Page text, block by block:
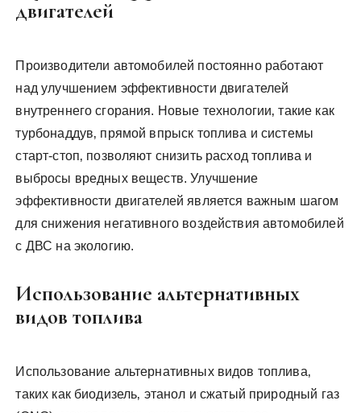
двигателей
Производители автомобилей постоянно работают
над улучшением эффективности двигателей
внутреннего сгорания. Новые технологии‚ такие как
турбонаддув‚ прямой впрыск топлива и системы
старт-стоп‚ позволяют снизить расход топлива и
выбросы вредных веществ. Улучшение
эффективности двигателей является важным шагом
для снижения негативного воздействия автомобилей
с ДВС на экологию.
Использование альтернативных
видов топлива
Использование альтернативных видов топлива‚
таких как биодизель‚ этанол и сжатый природный газ